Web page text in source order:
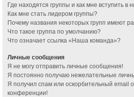
Где находятся группы и как мне вступить в
Как мне стать лидером группы?
Почему названия некоторых групп имеют
Что такое группа по умолчанию?
Что означает ссылка «Наша команда»?
Личные сообщения
Я не могу отправить личные сообщения!
Я постоянно получаю нежелательные
Я получил спам или оскорбительный email
конференции!